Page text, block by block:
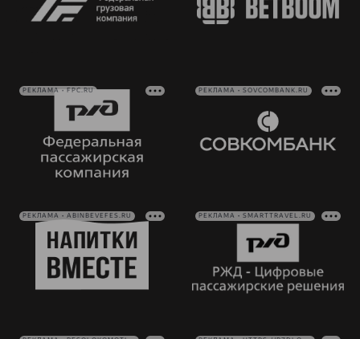
РЕКЛАМА • FPC.RU РЕКЛАМА • SOVCOMBANK.RU
РЕКЛАМА • ABINBEVEFES.RU РЕКЛАМА • SMARTTRAVEL.RU